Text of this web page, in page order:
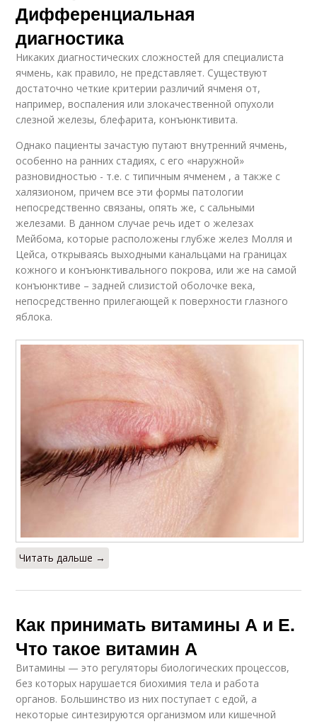
Дифференциальная
диагностика
Никаких диагностических сложностей для специалиста
ячмень, как правило, не представляет. Существуют
достаточно четкие критерии различий ячменя от,
например, воспаления или злокачественной опухоли
слезной железы, блефарита, конъюнктивита.
Однако пациенты зачастую путают внутренний ячмень,
особенно на ранних стадиях, с его «наружной»
разновидностью - т.е. с типичным ячменем , а также с
халязионом, причем все эти формы патологии
непосредственно связаны, опять же, с сальными
железами. В данном случае речь идет о железах
Мейбома, которые расположены глубже желез Молля и
Цейса, открываясь выходными канальцами на границах
кожного и конъюнктивального покрова, или же на самой
конъюнктиве – задней слизистой оболочке века,
непосредственно прилегающей к поверхности глазного
яблока.
Читать дальше →
Как принимать витамины А и Е.
Что такое витамин А
Витамины — это регуляторы биологических процессов,
без которых нарушается биохимия тела и работа
органов. Большинство из них поступает с едой, а
некоторые синтезируются организмом или кишечной